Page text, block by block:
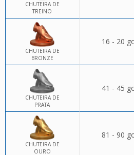
CHUTEIRA DE
TREINO
CHUTEIRA DE
BRONZE
16 - 20
CHUTEIRA DE
PRATA
41 - 45
CHUTEIRA DE
OURO
81 - 90